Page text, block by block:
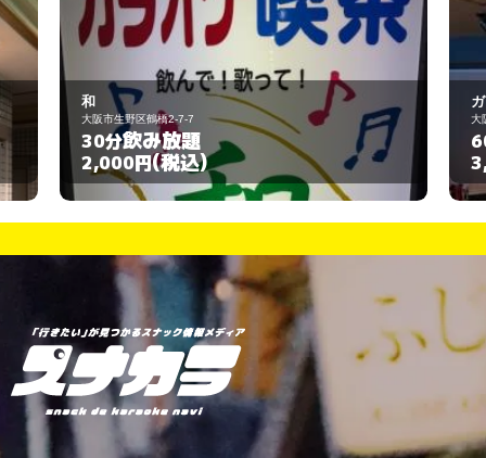
ガレージ
大阪市平野区瓜破1-2-54
60分飲み放題
3,000円(税込)